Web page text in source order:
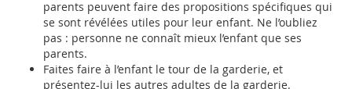
parents peuvent faire des propositions spécifiques qui
se sont révélées utiles pour leur enfant. Ne l’oubliez
pas : personne ne connaît mieux l’enfant que ses
parents.
Faites faire à l’enfant le tour de la garderie, et
présentez-lui les autres adultes de la garderie.